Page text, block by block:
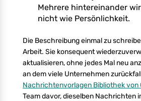
Mehrere hintereinander
nicht wie Persönlichkeit.
Die Beschreibung einmal zu
Arbeit. Sie konsequent
aktualisieren, ohne jedes Mal neu
an dem viele Unternehmen
Nachrichtenvorlagen Bibliothek von
Team davor, dieselben Nachrichten